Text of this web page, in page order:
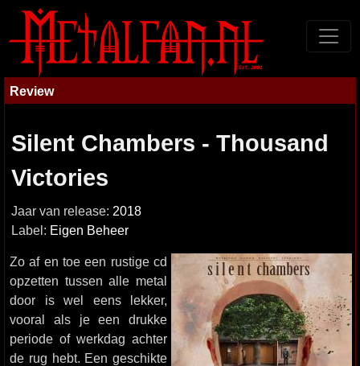
Review
Silent Chambers - Thousand
Victories
Jaar van release: 2018
Label: Eigen Beheer
Zo af en toe een rustige cd
opzetten tussen alle metal
door is wel eens lekker,
vooral als je een drukke
periode of werkdag achter
de rug hebt. Een geschikte